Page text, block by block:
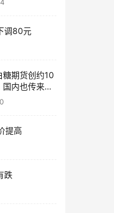
调80元
糖期货创约10
内也传来利
提高
跌